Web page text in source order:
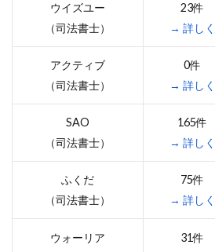
ウイズユー
（司法書士）
23件
→ 詳しく
アクティブ
（司法書士）
0件
→ 詳しく
SAO
（司法書士）
165件
→ 詳しく
ふくだ
（司法書士）
75件
→ 詳しく
ウォーリア
31件